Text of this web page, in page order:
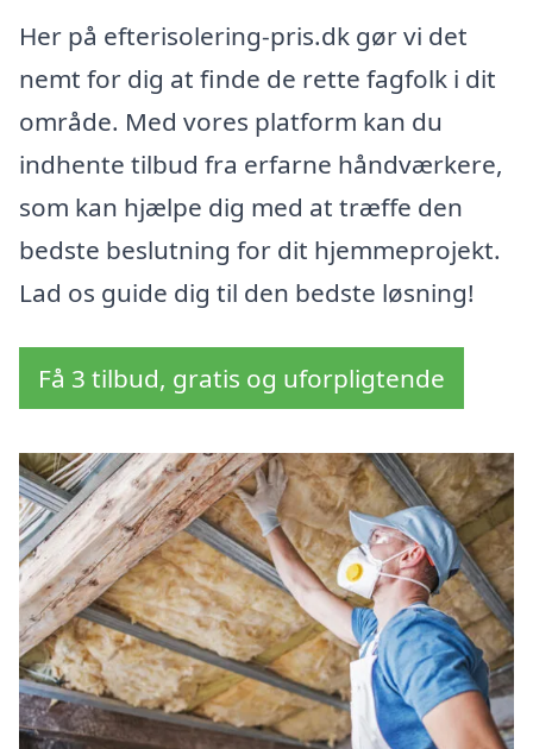
Her på efterisolering-pris.dk gør vi det
nemt for dig at finde de rette fagfolk i dit
område. Med vores platform kan du
indhente tilbud fra erfarne håndværkere,
som kan hjælpe dig med at træffe den
bedste beslutning for dit hjemmeprojekt.
Lad os guide dig til den bedste løsning!
Få 3 tilbud, gratis og uforpligtende